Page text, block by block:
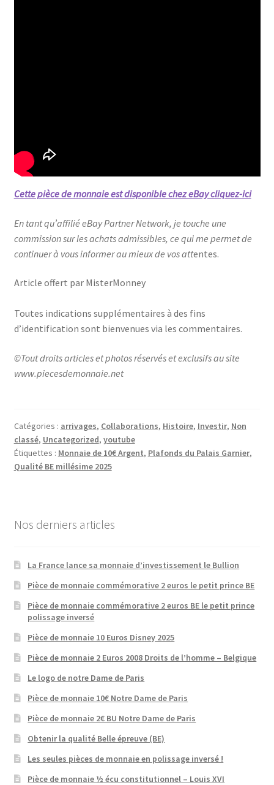
Cette pièce de monnaie est disponible chez eBay cliquez-ici
En tant qu’affilié eBay Partner Network, je touche une
commission sur les achats admissibles, ce qui me permet de
continuer à vous informer au mieux de vos attentes.
Article offert par MisterMonney
Toutes indications supplémentaires à des fins
d’identification sont bienvenues via les commentaires.
©Tout droits articles et photos réservés et exclusifs au site
www.piecesdemonnaie.net
Catégories : arrivages, Collaborations, Histoire, Investir, Non
classé, Uncategorized, youtube
Étiquettes : Monnaie de 10€ Argent, Plafonds du Palais Garnier,
Qualité BE millésime 2025
Nos derniers articles
La France lance sa monnaie d’investissement le Bullion
Pièce de monnaie commémorative 2 euros le petit prince BE
Pièce de monnaie commémorative 2 euros BE le petit prince
polissage inversé
Pièce de monnaie 10 Euros Disney 2025
Pièce de monnaie 2 Euros 2008 Droits de l’homme – Belgique
Le logo de notre Dame de Paris
Pièce de monnaie 10€ Notre Dame de Paris
Pièce de monnaie 2€ BU Notre Dame de Paris
Obtenir la qualité Belle épreuve (BE)
Les seules pièces de monnaie en polissage inversé !
Pièce de monnaie ½ écu constitutionnel – Louis XVI